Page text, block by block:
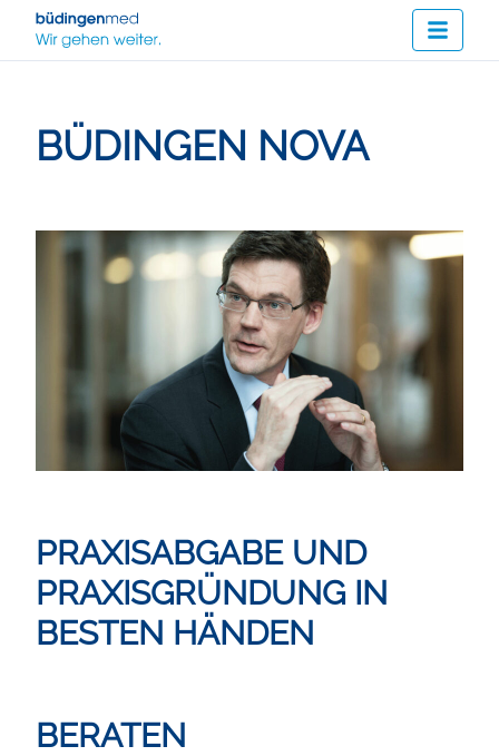
BÜDINGEN NOVA
PRAXISABGABE UND
PRAXISGRÜNDUNG IN
BESTEN HÄNDEN
BERATEN